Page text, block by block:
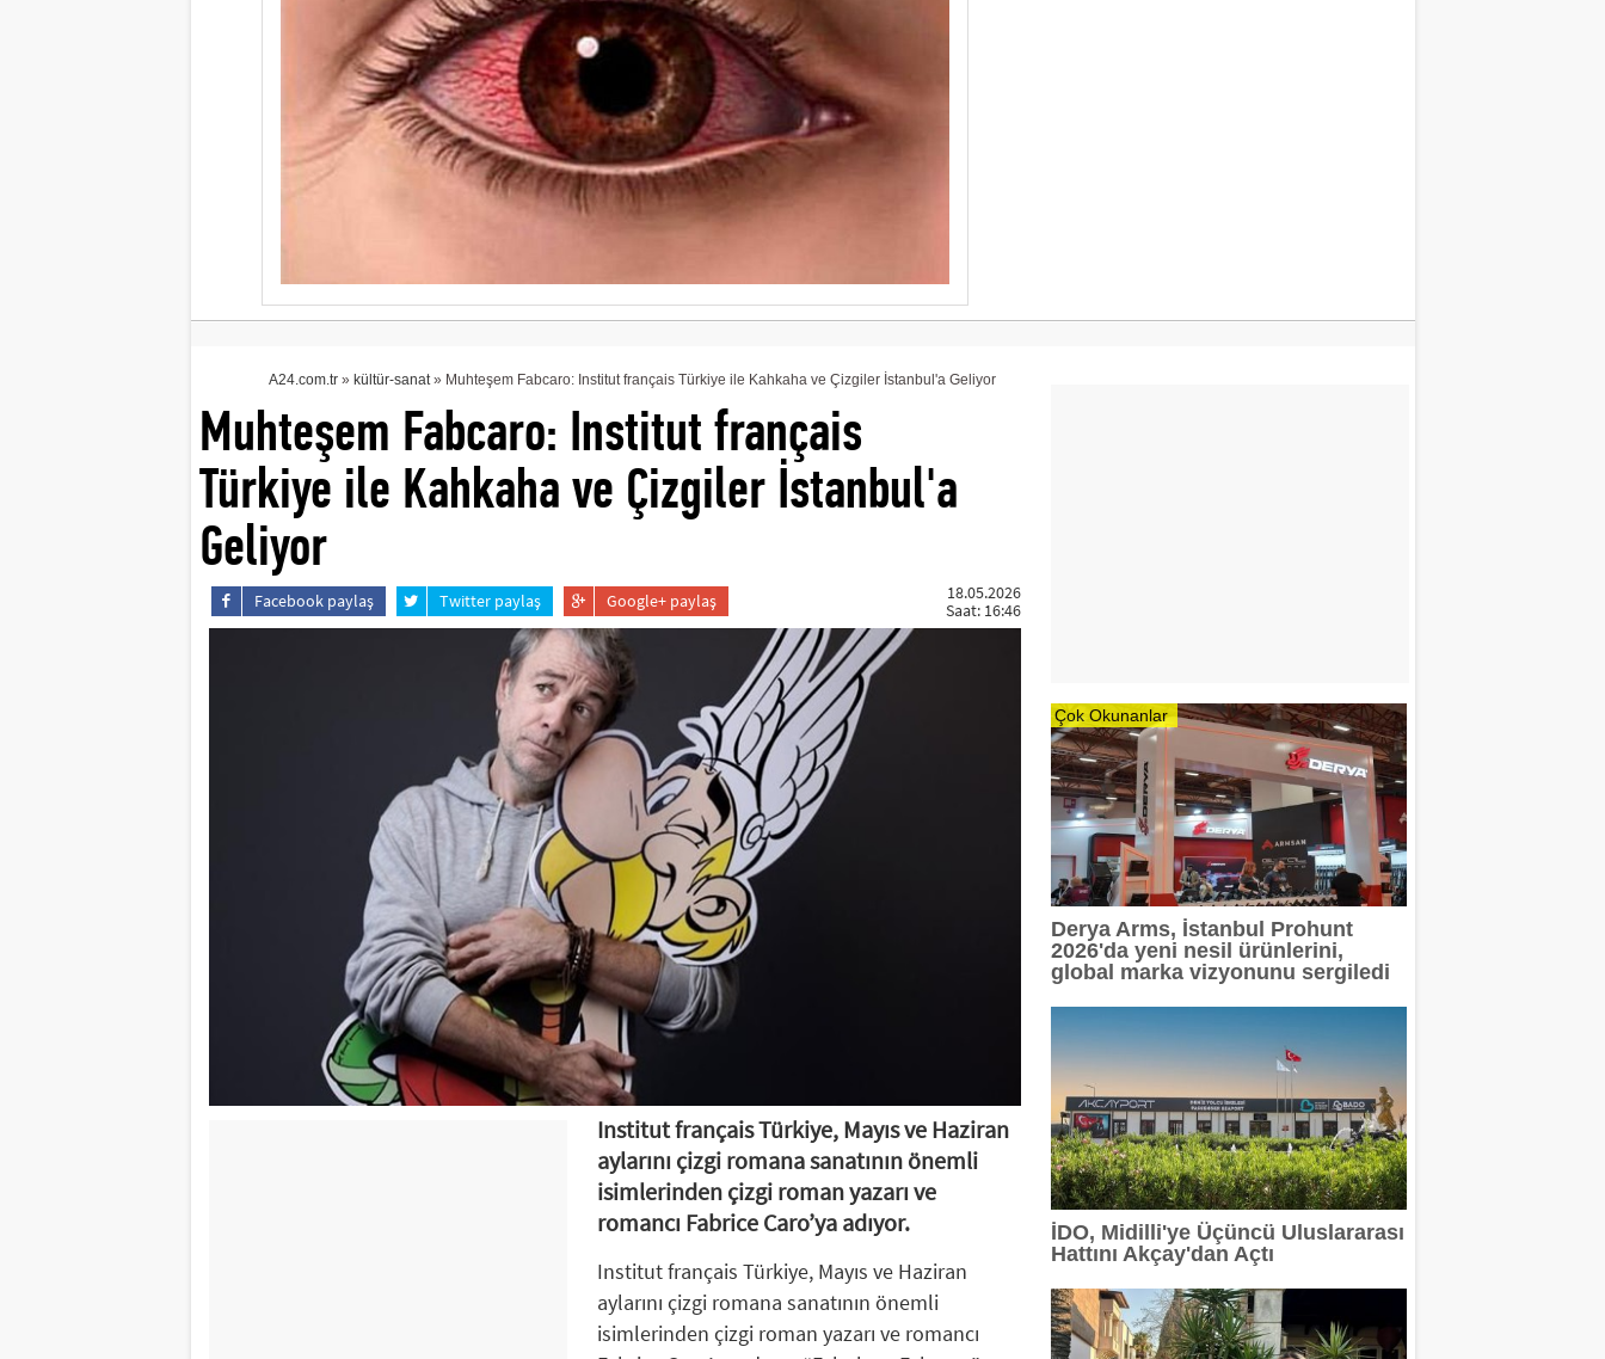
Muhteşem Fabcaro: Institut français
Türkiye ile Kahkaha ve Çizgiler İstanbul'a
Geliyor
A24.com.tr» kültür-sanat» Muhteşem Fabcaro: Institut français Türkiye ile Kahkaha ve Çizgiler İstanbul'a Geliyor
Facebook paylaş Twitter paylaş Google+ paylaş
18.05.2026
Saat: 16:46
Institut français Türkiye, Mayıs ve Haziran
aylarını çizgi romana sanatının önemli
isimlerinden çizgi roman yazarı ve
romancı Fabrice Caro’ya adıyor.
Institut français Türkiye, Mayıs ve Haziran
aylarını çizgi romana sanatının önemli
isimlerinden çizgi roman yazarı ve romancı
Çok Okunanlar
Derya Arms, İstanbul Prohunt
2026'da yeni nesil ürünlerini,
global marka vizyonunu sergiledi
İDO, Midilli'ye Üçüncü Uluslararası
Hattını Akçay'dan Açtı